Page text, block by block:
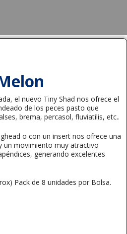
el nuevo Tiny Shad nos ofrece el
de los peces pasto que
brema, percasol, fluviatilis, etc..
o con un insert nos ofrece una
un movimiento muy atractivo
generando excelentes
Pack de 8 unidades por Bolsa.